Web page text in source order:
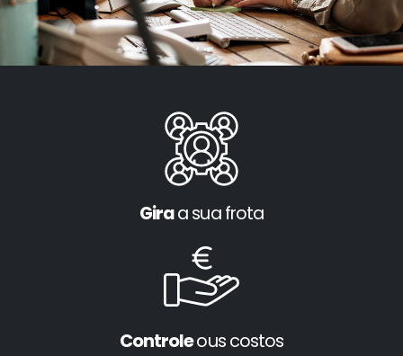
Giraa sua frota
Controleous costos